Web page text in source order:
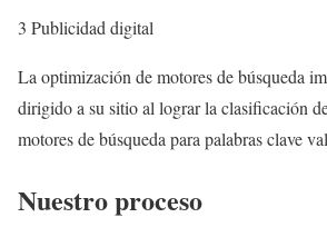
3 Publicidad digital
La optimización de motores de búsqueda
dirigido a su sitio al lograr la clasificación
motores de búsqueda para palabras clave
Nuestro proceso